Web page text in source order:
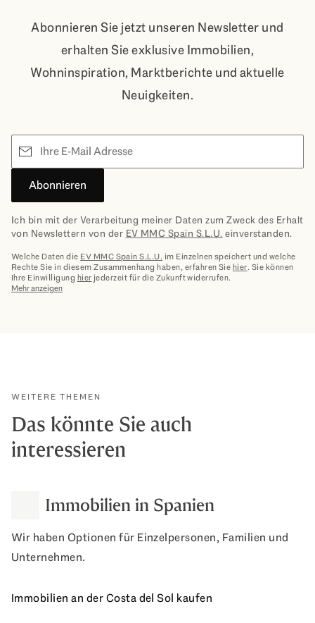
Abonnieren Sie jetzt unseren Newsletter und
erhalten Sie exklusive Immobilien,
Wohninspiration, Marktberichte und aktuelle
Neuigkeiten.
Abonnieren
Ich bin mit der Verarbeitung meiner Daten zum Zweck des Erhalt
von Newslettern von der EV MMC Spain S.L.U. einverstanden.
Welche Daten die EV MMC Spain S.L.U.im Einzelnen speichert und welche
Rechte Sie in diesem Zusammenhang haben, erfahren Siehier. Sie können
Ihre Einwilligunghierjederzeit für die Zukunft widerrufen.
Mehr anzeigen
WEITERE THEMEN
Das könnte Sie auch
interessieren
Immobilien in Spanien
Wir haben Optionen für Einzelpersonen, Familien und
Unternehmen.
Immobilien an der Costa del Sol kaufen